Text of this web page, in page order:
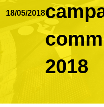
Inscription
Ecoles
18/05/2018
2018